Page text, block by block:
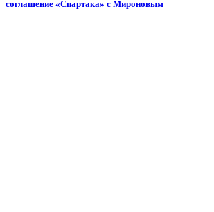
соглашение «Спартака» с Мироновым